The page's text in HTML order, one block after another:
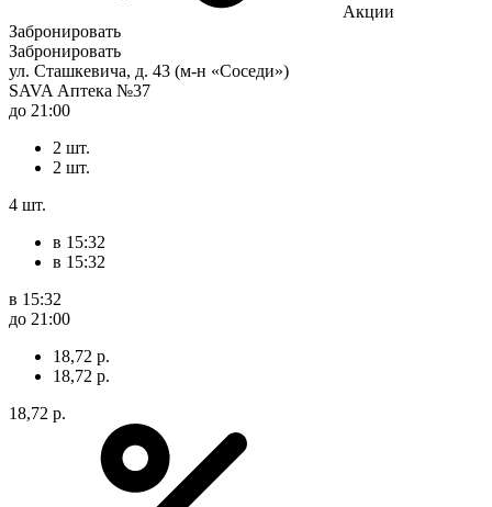
Акции
Забронировать
Забронировать
ул. Сташкевича, д. 43 (м-н «Соседи»)
SAVA Аптека №37
до 21:00
2 шт.
2 шт.
4 шт.
в 15:32
в 15:32
в 15:32
до 21:00
18,72 р.
18,72 р.
18,72 р.